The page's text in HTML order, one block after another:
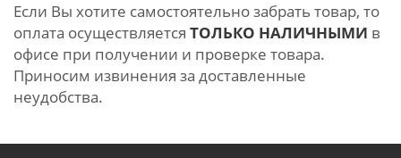
Если Вы хотите самостоятельно забрать товар, то
оплата осуществляется ТОЛЬКО НАЛИЧНЫМИ в
офисе при получении и проверке товара.
Приносим извинения за доставленные
неудобства.